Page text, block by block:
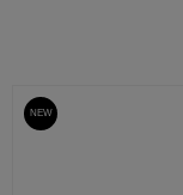
予約
NEW